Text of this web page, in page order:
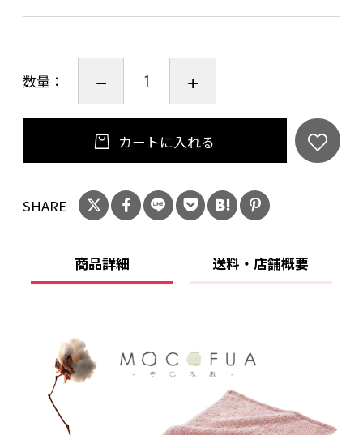
※色ものは変色する場合がありますので、漂白
剤は使用しないで下さい。
※お使いのモニター発色の具合によって、実際
の物と色合いが異なる場合があります。
数量：
カートに入れる
SHARE
商品詳細 送料・店舗概要